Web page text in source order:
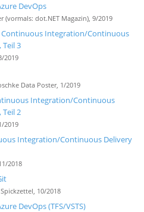
DevOps
(vormals: dot.NET Magazin), 9/2019
Continuous Integration/Continuous
Teil 3
2019
Data Poster, 1/2019
Integration/Continuous
Teil 2
2019
Integration/Continuous Delivery
2018
10/2018
DevOps (TFS/VSTS)